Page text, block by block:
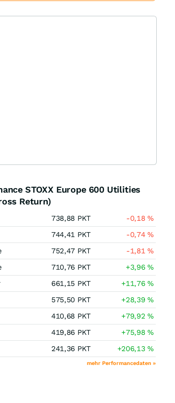
STOXX Europe 600 Utilities
Return)
738,88 PKT -0,18%
744,41 PKT -0,74%
752,47 PKT -1,81%
710,76 PKT +3,96%
661,15 PKT +11,76%
575,50 PKT +28,39%
410,68 PKT +79,92%
419,86 PKT +75,98%
241,36 PKT +206,13%
mehr Performancedaten »